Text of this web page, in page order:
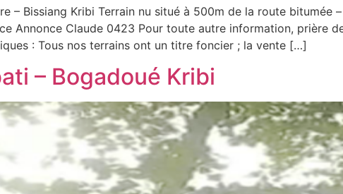
– Bissiang Kribi Terrain nu situé à 500m de la route
Annonce Claude 0423 Pour toute autre information, prière
: Tous nos terrains ont un titre foncier ; la vente […]
– Bogadoué Kribi